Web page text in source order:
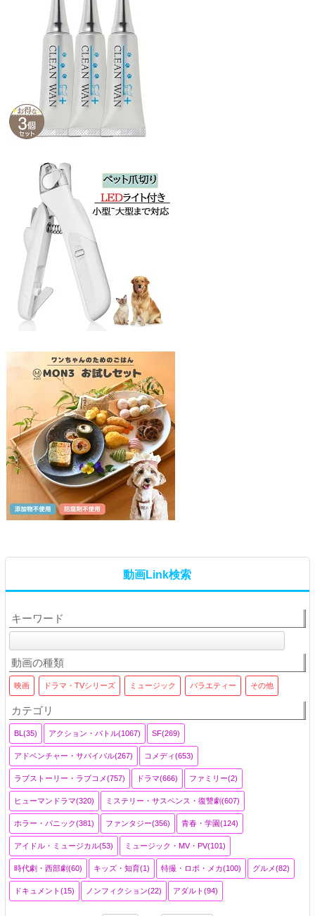
動画Link検索
キーワード
動画の種類
映画 ドラマ・TVシリーズ ミュージック バラエティー その他
カテゴリ
BL(35) アクション・バトル(1067) SF(269)
アドベンチャー・サバイバル(267) コメディ(653)
ラブストーリー・ラブコメ(757) ドラマ(666) ファミリー(2)
ヒューマンドラマ(320) ミステリー・サスペンス・復讐劇(607)
ホラー・パニック(381) ファンタジー(356) 青春・学園(124)
アイドル・ミュージカル(53) ミュージック・MV・PV(101)
時代劇・西部劇(60) キッズ・知育(1) 特撮・ロボ・メカ(100) グルメ(82)
ドキュメント(15) ノンフィクション(22) アダルト(94)